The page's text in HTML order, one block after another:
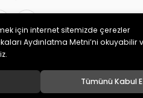
için internet sitemizde çerezler
Aydınlatma Metni’ni okuyabilir
Tümünü Kabul